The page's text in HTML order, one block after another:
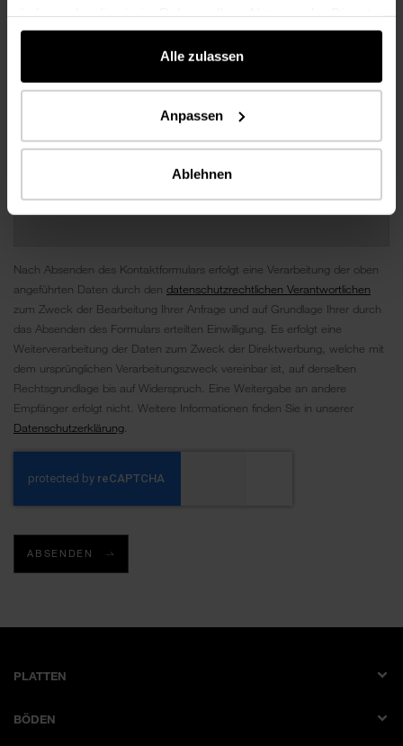
gesammelt haben.
Alle zulassen
Anpassen
Ablehnen
Nach Absenden des Kontaktformulars erfolgt eine Verarbeitung der oben
angeführten Daten durch den datenschutzrechtlichen Verantwortlichen
zum Zweck der Bearbeitung Ihrer Anfrage und auf Grundlage Ihrer durch
das Absenden des Formulars erteilten Einwilligung. Es erfolgt eine
Weiterverarbeitung der Daten zum Zweck der Direktwerbung, welche mit
dem ursprünglichen Verarbeitungszweck vereinbar ist, auf derselben
Rechtsgrundlage bis auf Widerspruch. Eine Weitergabe an andere
Empfänger erfolgt nicht. Weitere Informationen finden Sie in unserer
Datenschutzerklärung
ABSENDEN
PLATTEN
Dekorplatte
BÖDEN